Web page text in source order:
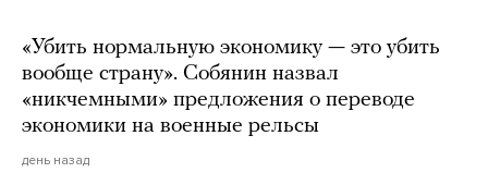
«Убить нормальную экономику — это убить
вообще страну». Собянин назвал
«никчемными» предложения о переводе
экономики на военные рельсы
день назад